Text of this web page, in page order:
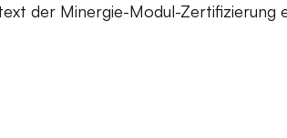
der Minergie-Modul-Zertifizierung